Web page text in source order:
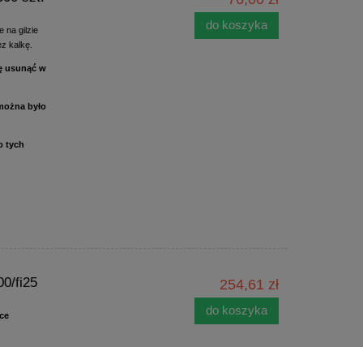
na gilzie
kalkę.
usunąć w
było
tych
do koszyka
fi25 254,61 zł
do koszyka